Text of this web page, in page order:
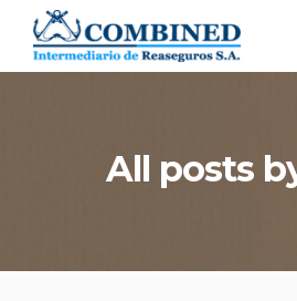
All posts